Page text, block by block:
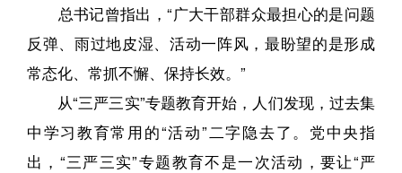
总书记曾指出，“广大干部群众最担心的是问题
反弹、雨过地皮湿、活动一阵风，最盼望的是形成
常态化、常抓不懈、保持长效。”
从“三严三实”专题教育开始，人们发现，过去集
中学习教育常用的“活动”二字隐去了。党中央指
出，“三严三实”专题教育不是一次活动，要让“严